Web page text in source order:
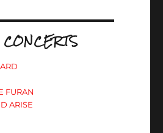
FURAN
ARISE